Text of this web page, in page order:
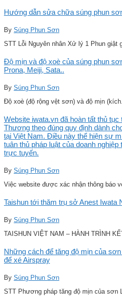
Hướng dẫn sửa chữa súng phun
By Súng Phun Sơn
STT Lỗi Nguyên nhân Xử lý 1 Phun giật
Độ mịn và độ xoè của súng phun
Prona, Meiji, Sata..
By Súng Phun Sơn
Độ xoè (độ rộng vệt sơn) và độ mịn
Website iwata.vn đã hoàn tất thủ
Thương theo đúng quy định dành
tại Việt Nam. Điều này thể hiện sự
tuân thủ pháp luật của doanh
trực tuyến.
By Súng Phun Sơn
Việc website được xác nhận thông báo
Taishun tới thăm trụ sở Anest Iwata
By Súng Phun Sơn
TAISHUN VIỆT NAM – HÀNH TRÌNH
Những cách để tăng độ mịn của
để xé Airspray
By Súng Phun Sơn
STT Phương pháp tăng độ mịn của sơn